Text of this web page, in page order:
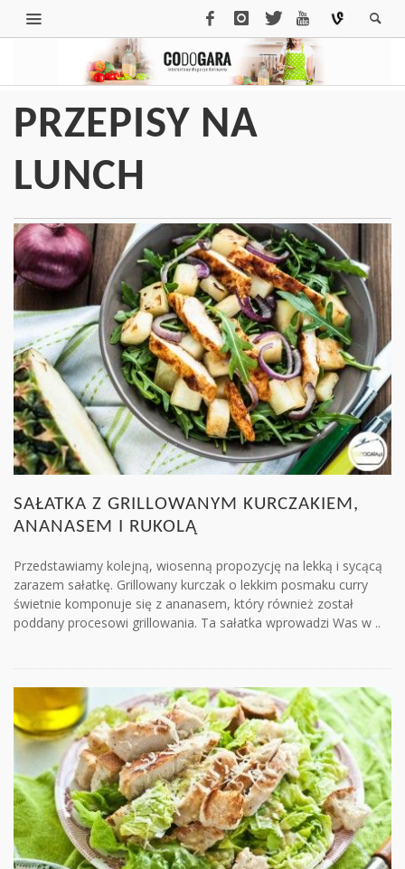
PRZEPISY NA
LUNCH
SAŁATKA Z GRILLOWANYM KURCZAKIEM,
ANANASEM I RUKOLĄ
Przedstawiamy kolejną, wiosenną propozycję na lekką i sycącą
zarazem sałatkę. Grillowany kurczak o lekkim posmaku curry
świetnie komponuje się z ananasem, który również został
poddany procesowi grillowania. Ta sałatka wprowadzi Was w ..